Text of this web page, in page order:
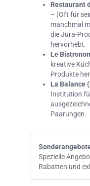
Restaurant
– (Oft für
manchmal
die Jura-
hervorhebt.
Le
kreative
Produkte
La Balance
Institution
Paarungen.
Spezielle
Rabatten und